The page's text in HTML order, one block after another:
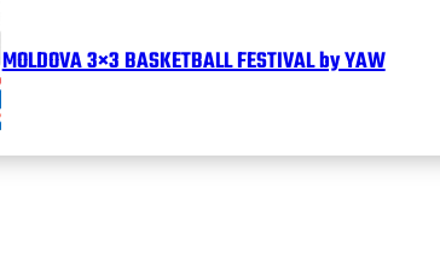
MOLDOVA 3×3 BASKETBALL FESTIVAL by YAW